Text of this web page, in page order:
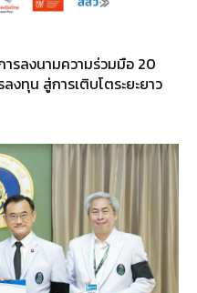
ลงนามความร่วมมือ 20
ทุน สู่การเติบโตระยะยาว